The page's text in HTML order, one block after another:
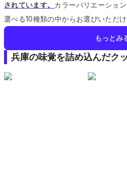
されています。 カラーバリエーショ
選べる10種類の中からお選びいただけ
もっとみ
兵庫の味覚を詰め込んだク